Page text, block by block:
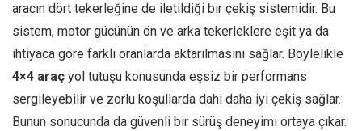
aracın dört tekerleğine de iletildiği bir çekiş sistemidir. Bu
sistem, motor gücünün ön ve arka tekerleklere eşit ya da
ihtiyaca göre farklı oranlarda aktarılmasını sağlar. Böylelikle
4×4 araç yol tutuşu konusunda eşsiz bir performans
sergileyebilir ve zorlu koşullarda dahi daha iyi çekiş sağlar.
Bunun sonucunda da güvenli bir sürüş deneyimi ortaya çıkar.